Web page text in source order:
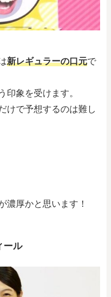
新レギュラーの口元で
印象を受けます。
けで予想するのは難し
濃厚かと思います！
ール